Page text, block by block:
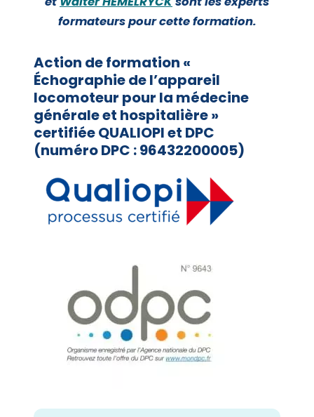
formateurs pour cette formation.
Action de formation «
Échographie de l’appareil
locomoteur pour la médecine
générale et hospitalière »
certifiée QUALIOPI et DPC
(numéro DPC : 96432200005)